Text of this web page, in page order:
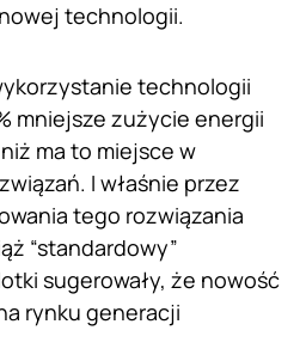
technologii.
technologii
mniejsze zużycie energii
ma to miejsce w
I właśnie przez
tego rozwiązania
“standardowy”
sugerowały, że nowość
rynku generacji